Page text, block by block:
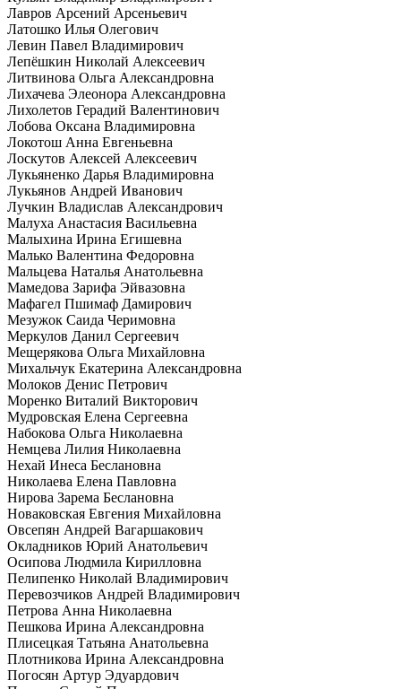
Лавров Арсений Арсеньевич
Латошко Илья Олегович
Левин Павел Владимирович
Лепёшкин Николай Алексеевич
Литвинова Ольга Александровна
Лихачева Элеонора Александровна
Лихолетов Герадий Валентинович
Лобова Оксана Владимировна
Локотош Анна Евгеньевна
Лоскутов Алексей Алексеевич
Лукьяненко Дарья Владимировна
Лукьянов Андрей Иванович
Лучкин Владислав Александрович
Малуха Анастасия Васильевна
Малыхина Ирина Егишевна
Малько Валентина Федоровна
Мальцева Наталья Анатольевна
Мамедова Зарифа Эйвазовна
Мафагел Пшимаф Дамирович
Мезужок Саида Черимовна
Меркулов Данил Сергеевич
Мещерякова Ольга Михайловна
Михальчук Екатерина Александровна
Молоков Денис Петрович
Моренко Виталий Викторович
Мудровская Елена Сергеевна
Набокова Ольга Николаевна
Немцева Лилия Николаевна
Нехай Инеса Беслановна
Николаева Елена Павловна
Нирова Зарема Беслановна
Новаковская Евгения Михайловна
Овсепян Андрей Вагаршакович
Окладников Юрий Анатольевич
Осипова Людмила Кирилловна
Пелипенко Николай Владимирович
Перевозчиков Андрей Владимирович
Петрова Анна Николаевна
Пешкова Ирина Александровна
Плисецкая Татьяна Анатольевна
Плотникова Ирина Александровна
Погосян Артур Эдуардович